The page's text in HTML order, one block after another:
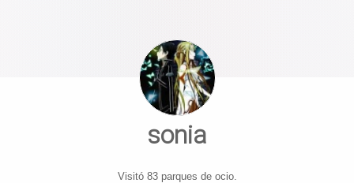
sonia
Visitó 83 parques de ocio.